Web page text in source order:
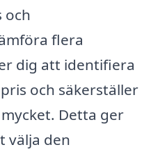
och
flera
dig att identifiera
och säkerställer
Detta ger
välja den